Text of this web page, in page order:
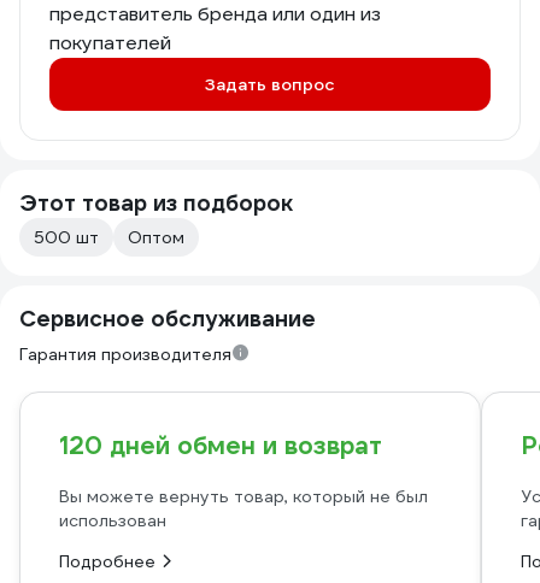
представитель бренда или один из
покупателей
Задать вопрос
Этот товар из подборок
500 шт Оптом
Сервисное обслуживание
Гарантия производителя
120 дней обмен и возврат
Вы можете вернуть товар, который не был
использован
Подробнее